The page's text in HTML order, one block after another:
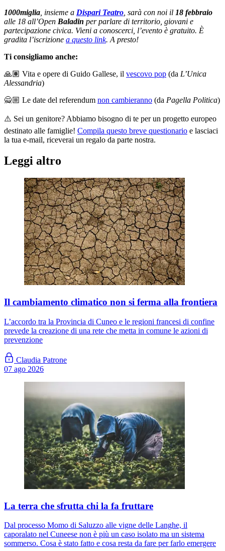
1000miglia , insieme a Dispari Teatro , sarà con noi il 18 febbraio
alle 18 all’Open Baladin per parlare di territorio, giovani e
partecipazione civica. Vieni a conoscerci, l’evento è gratuito. È
gradita l’iscrizione a questo link. A presto!
Ti consigliamo anche:
🙏🏽 Vita e opere di Guido Gallese, il vescovo pop (da L’Unica
Alessandria)
🙅🏼 Le date del referendum non cambieranno (da Pagella Politica)
⚠️ Sei un genitore? Abbiamo bisogno di te per un progetto europeo
destinato alle famiglie! Compila questo breve questionario e lasciaci
la tua e-mail, riceverai un regalo da parte nostra.
Leggi altro
Il cambiamento climatico non si ferma alla frontiera
L’accordo tra la Provincia di Cuneo e le regioni francesi di confine
prevede la creazione di una rete che metta in comune le azioni di
prevenzione
Claudia Patrone
07 ago 2026
La terra che sfrutta chi la fa fruttare
Dal processo Momo di Saluzzo alle vigne delle Langhe, il
caporalato nel Cuneese non è più un caso isolato ma un sistema
sommerso. Cosa è stato fatto e cosa resta da fare per farlo emergere